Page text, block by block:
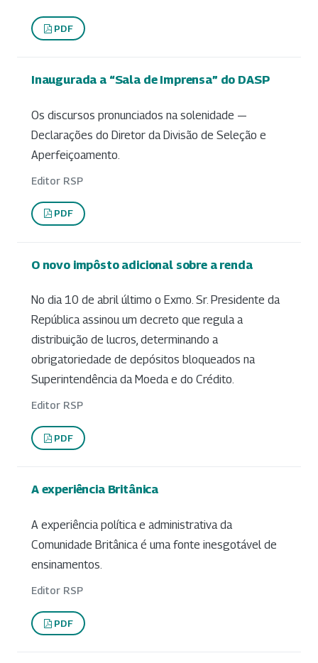
PDF
Inaugurada a “Sala de Imprensa” do DASP
Os discursos pronunciados na solenidade —
Declarações do Diretor da Divisão de Seleção e
Aperfeiçoamento.
Editor RSP
PDF
O novo impôsto adicional sobre a renda
No dia 10 de abril último o Exmo. Sr. Presidente da
República assinou um decreto que regula a
distribuição de lucros, determinando a
obrigatoriedade de depósitos bloqueados na
Superintendência da Moeda e do Crédito.
Editor RSP
PDF
A experiência Britânica
A experiência política e administrativa da
Comunidade Britânica é uma fonte inesgotável de
ensinamentos.
Editor RSP
PDF